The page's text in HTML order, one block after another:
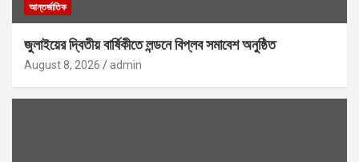
আন্তর্জাতিক
জুলাইয়ের দ্বিতীয় বার্ষিকীতে লন্ডনে বিপ্লব সমাবেশ অনুষ্ঠিত
August 8, 2026 admin